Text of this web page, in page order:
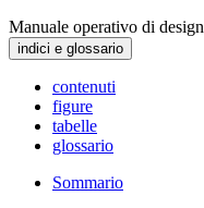
Manuale operativo di design
indici e glossario
contenuti
figure
tabelle
glossario
Sommario